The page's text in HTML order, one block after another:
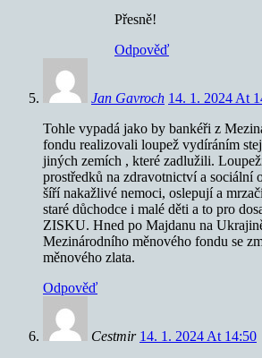
Přesně!
Odpověď
Jan Gavroch 14. 1. 2024 At
Tohle vypadá jako by bankéři z
fondu realizovali loupež vydíráním
jiných zemích , které zadlužili.
prostředků na zdravotnictví a sociální
šíří nakažlivé nemoci, oslepují a
staré důchodce i malé děti a to pro
ZISKU. Hned po Majdanu na
Mezinárodního měnového fondu se
měnového zlata.
Odpověď
Cestmir 14. 1. 2024 At 14:50